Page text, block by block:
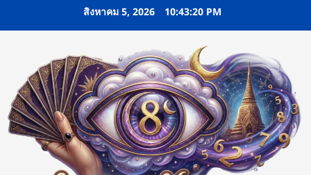
สิงหาคม 5, 2026 10:43:21 PM